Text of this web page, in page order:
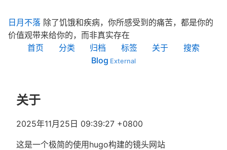
日月不落 除了饥饿和疾病，你所感受到的痛苦，都是你的
价值观带来给你的，而非真实存在
首页
分类 归档 标签 关于
搜索
Blog
关于
2025年11月25日 09:39:27 +0800
这是一个极简的使用hugo构建的镜头网站